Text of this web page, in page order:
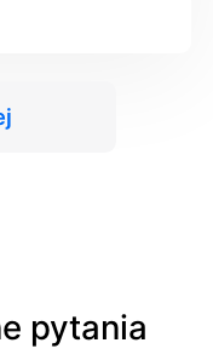
pytania